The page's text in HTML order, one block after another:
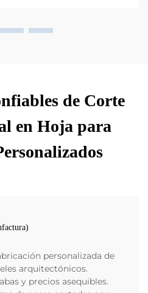
de Corte
en Hoja para
personalizada de
arquitectónicos.
y precios asequibles.